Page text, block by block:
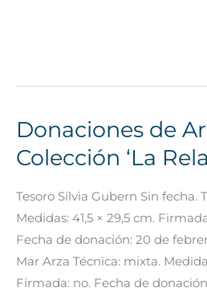
Donaciones de
Colección ‘La
Tesoro Sílvia Gubern Sin fecha.
Medidas: 41,5 × 29,5 cm.
Fecha de donación: 20 de
Mar Arza Técnica: mixta.
Firmada: no. Fecha de
Donaciones
de
Artistas
a
la
Colección
‘La
Relación’